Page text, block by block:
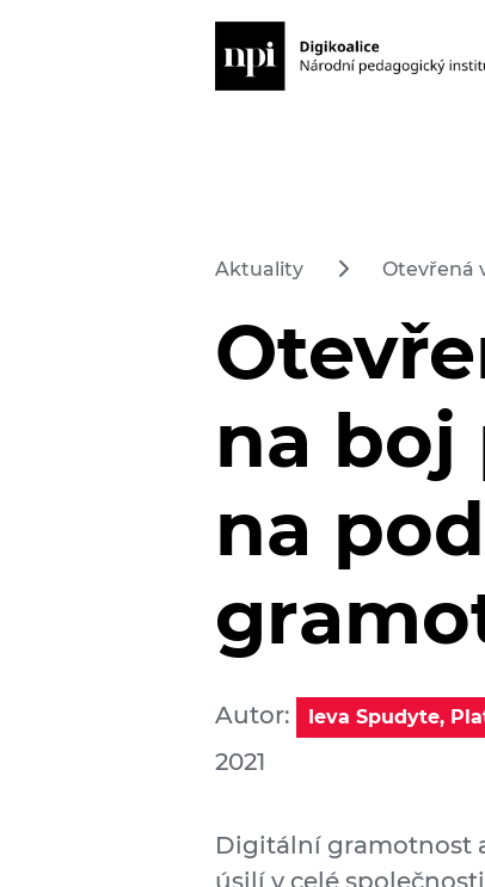
Aktuality Otevřená
na
na
Autor: Ieva Spudyte,
2021
Digitální gramotnost
úsilí v celé